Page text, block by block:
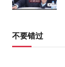
不要错过